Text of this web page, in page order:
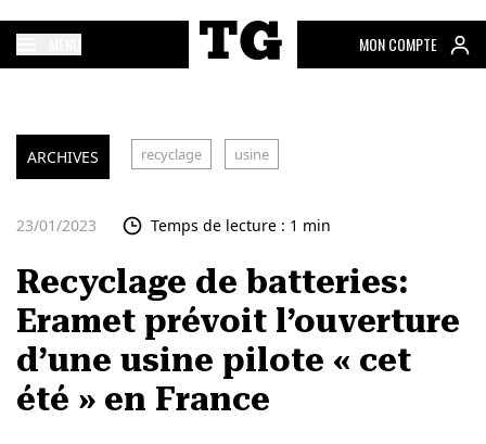
MON COMPTE
ARCHIVES recyclage usine
23/01/2023 Temps de lecture : 1 min
Recyclage de batteries:
Eramet prévoit l’ouverture
d’une usine pilote « cet
été » en France